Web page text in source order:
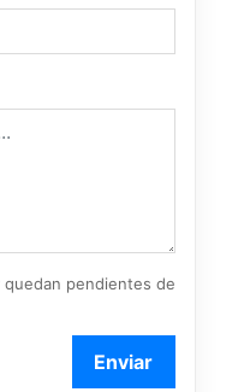
pendientes de
Enviar